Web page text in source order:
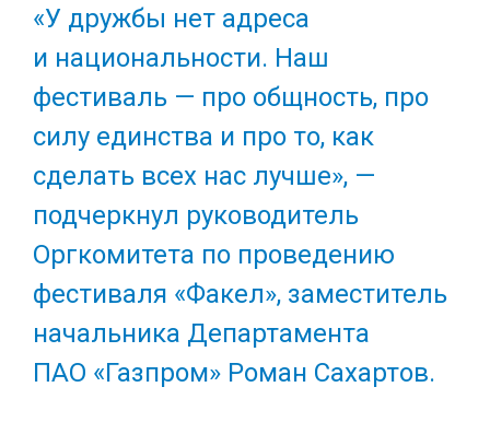
«У дружбы нет адреса
и национальности. Наш
фестиваль — про общность, про
силу единства и про то, как
сделать всех нас лучше», —
подчеркнул руководитель
Оргкомитета по проведению
фестиваля «Факел», заместитель
начальника Департамента
ПАО «Газпром» Роман Сахартов.